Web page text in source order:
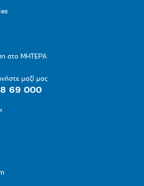
στο ΜΗΤΕΡΑ
μαζί μας
69 000